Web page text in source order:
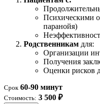
Психическими
паранойя)
Родственникам для:
Организации
Получения
Оценки рисков
Срок 60-90 минут
Стоимость: 3 500 ₽